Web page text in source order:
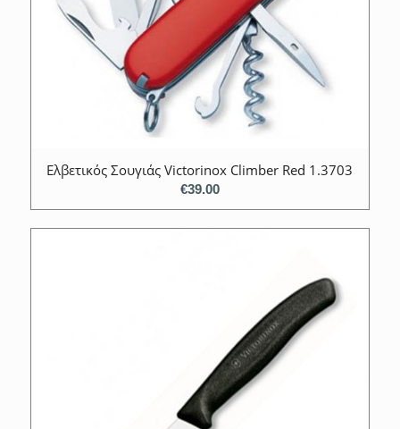
Ελβετικός Σουγιάς Victorinox Climber Red 1.3703
€39.00